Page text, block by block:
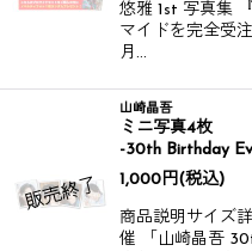
悠雅 1st 写真集
マイドを完全受
月…
山崎晶吾
ミニ写真4枚
-30th Birthday
1,000 円(税込)
商品説明サイズ
催 「山崎晶吾